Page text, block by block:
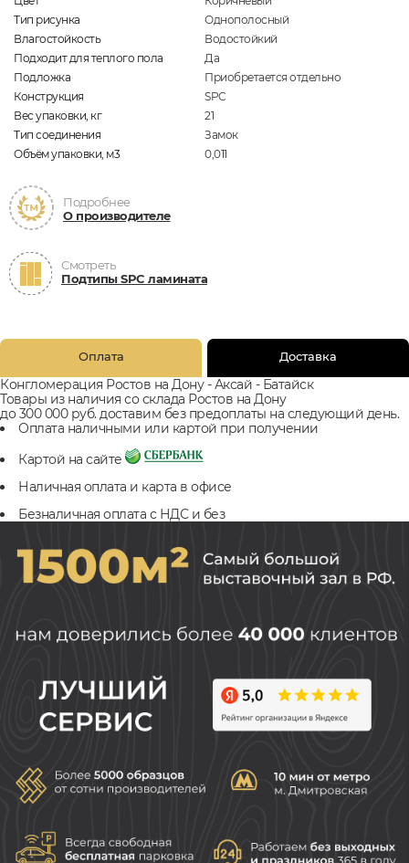
Тип рисунка
Однополосный
Влагостойкость
Водостойкий
Подходит для теплого пола
Да
Подложка
Приобретается отдельно
Конструкция
SPC
Вес упаковки, кг
21
Тип соединения
Замок
Объём упаковки, м3
0,011
Подробнее
О производителе
Смотреть
Подтипы SPC ламината
Оплата Доставка
Конгломерация Ростов на Дону - Аксай - Батайск
Товары из наличия со склада Ростов на Дону
до 300 000 руб. доставим без предоплаты на следующий день.
Оплата наличными или картой при получении
Картой на сайте
Наличная оплата и карта в офисе
Безналичная оплата с НДС и без